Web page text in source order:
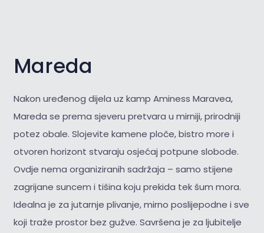
Mareda
Nakon uređenog dijela uz kamp Aminess Maravea,
Mareda se prema sjeveru pretvara u mirniji, prirodniji
potez obale. Slojevite kamene ploče, bistro more i
otvoren horizont stvaraju osjećaj potpune slobode.
Ovdje nema organiziranih sadržaja – samo stijene
zagrijane suncem i tišina koju prekida tek šum mora.
Idealna je za jutarnje plivanje, mirno poslijepodne i sve
koji traže prostor bez gužve. Savršena je za ljubitelje